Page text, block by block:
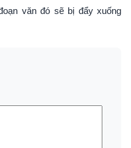
văn đó sẽ bị đẩy xuống